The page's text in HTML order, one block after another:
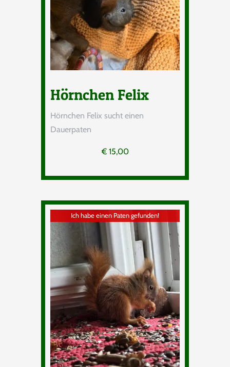
Hörnchen Felix
Hörnchen Felix sucht einen
Dauerpaten
€15,00
Ich habe einen Paten gefunden!